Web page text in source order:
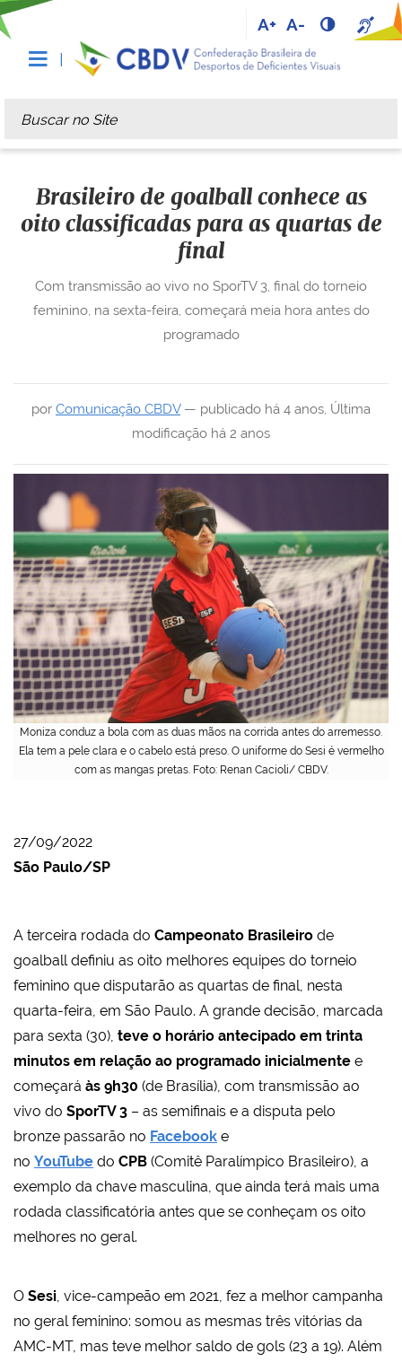
A+ A-
Busca
Busca Avançada…
Moniza conduz a bola com as duas mãos na corrida antes do arremesso.
Ela tem a pele clara e o cabelo está preso. O uniforme do Sesi é vermelho
com as mangas pretas. Foto: Renan Cacioli/ CBDV.
Brasileiro de goalball conhece as
oito classificadas para as quartas de
final
por Comunicação CBDV— publicado há 4 anos, Última
modificação há 2 anos
Com transmissão ao vivo no SporTV 3, final do torneio
feminino, na sexta-feira, começará meia hora antes do
programado
27/09/2022
São Paulo/SP
A terceira rodada do Campeonato Brasileiro de
goalball definiu as oito melhores equipes do torneio
feminino que disputarão as quartas de final, nesta
quarta-feira, em São Paulo. A grande decisão, marcada
para sexta (30), teve o horário antecipado em trinta
minutos em relação ao programado inicialmente e
começará às 9h30 (de Brasília), com transmissão ao
vivo do SporTV 3 – as semifinais e a disputa pelo
bronze passarão no Facebook e
no YouTube do CPB (Comitê Paralímpico Brasileiro), a
exemplo da chave masculina, que ainda terá mais uma
rodada classificatória antes que se conheçam os oito
melhores no geral.
O Sesi, vice-campeão em 2021, fez a melhor campanha
no geral feminino: somou as mesmas três vitórias da
AMC-MT, mas teve melhor saldo de gols (23 a 19). Além